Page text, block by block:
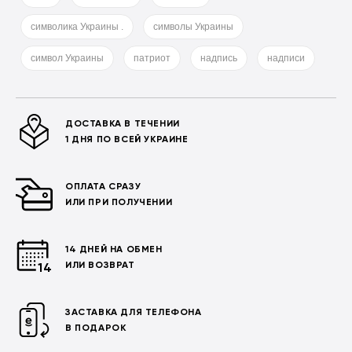
символика Украины . символы Украины
символ Украины патриот надпись надписи
ДОСТАВКА В ТЕЧЕНИИ
1 ДНЯ ПО ВСЕЙ УКРАИНЕ
ОПЛАТА СРАЗУ
ИЛИ ПРИ ПОЛУЧЕНИИ
14 ДНЕЙ НА ОБМЕН
ИЛИ ВОЗВРАТ
ЗАСТАВКА ДЛЯ ТЕЛЕФОНА
В ПОДАРОК